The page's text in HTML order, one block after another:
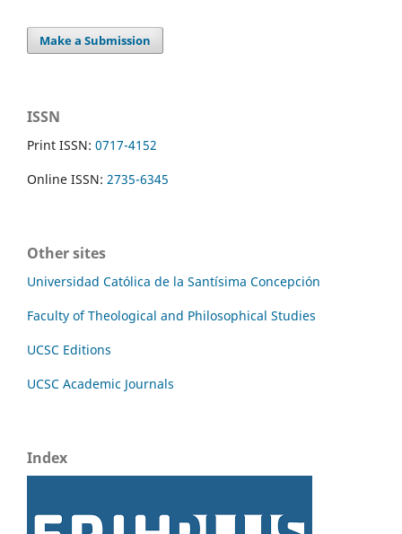
Make a Submission
ISSN
Print ISSN: 0717-4152
Online ISSN: 2735-6345
Other sites
Universidad Católica de la Santísima Concepción
Faculty of Theological and Philosophical Studies
UCSC Editions
UCSC Academic Journals
Index